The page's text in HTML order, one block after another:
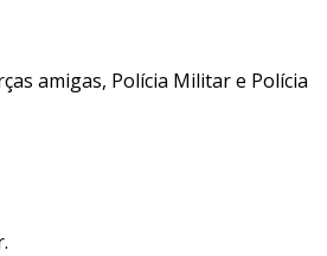
amigas, Polícia Militar e Polícia